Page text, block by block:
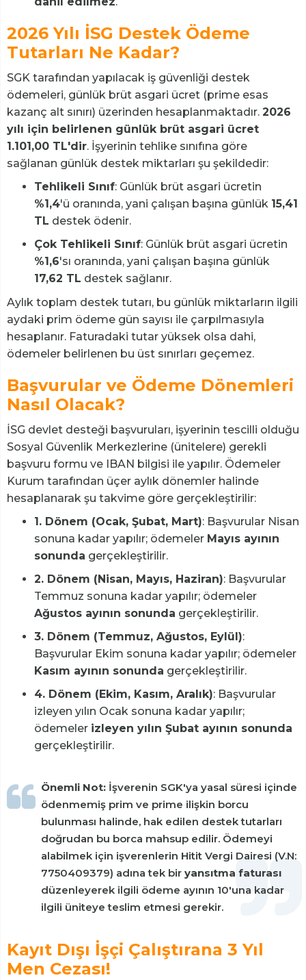
2026 Yılı İSG Destek Ödeme
Tutarları Ne Kadar?
SGK tarafından yapılacak iş güvenliği destek
ödemeleri, günlük brüt asgari ücret (prime esas
kazanç alt sınırı) üzerinden hesaplanmaktadır. 2026
yılı için belirlenen günlük brüt asgari ücret
1.101,00 TL'dir. İşyerinin tehlike sınıfına göre
sağlanan günlük destek miktarları şu şekildedir:
Tehlikeli Sınıf: Günlük brüt asgari ücretin
%1,4'ü oranında, yani çalışan başına günlük 15,41
TL destek ödenir.
Çok Tehlikeli Sınıf: Günlük brüt asgari ücretin
%1,6'sı oranında, yani çalışan başına günlük
17,62 TL destek sağlanır.
Aylık toplam destek tutarı, bu günlük miktarların ilgili
aydaki prim ödeme gün sayısı ile çarpılmasıyla
hesaplanır. Faturadaki tutar yüksek olsa dahi,
ödemeler belirlenen bu üst sınırları geçemez.
Başvurular ve Ödeme Dönemleri
Nasıl Olacak?
İSG devlet desteği başvuruları, işyerinin tescilli olduğu
Sosyal Güvenlik Merkezlerine (ünitelere) gerekli
başvuru formu ve IBAN bilgisi ile yapılır. Ödemeler
Kurum tarafından üçer aylık dönemler halinde
hesaplanarak şu takvime göre gerçekleştirilir:
1. Dönem (Ocak, Şubat, Mart): Başvurular Nisan
sonuna kadar yapılır; ödemeler Mayıs ayının
sonunda gerçekleştirilir.
2. Dönem (Nisan, Mayıs, Haziran): Başvurular
Temmuz sonuna kadar yapılır; ödemeler
Ağustos ayının sonunda gerçekleştirilir.
3. Dönem (Temmuz, Ağustos, Eylül):
Başvurular Ekim sonuna kadar yapılır; ödemeler
Kasım ayının sonunda gerçekleştirilir.
4. Dönem (Ekim, Kasım, Aralık): Başvurular
izleyen yılın Ocak sonuna kadar yapılır;
ödemeler izleyen yılın Şubat ayının sonunda
gerçekleştirilir.
Önemli Not: İşverenin SGK'ya yasal süresi içinde
ödenmemiş prim ve prime ilişkin borcu
bulunması halinde, hak edilen destek tutarları
doğrudan bu borca mahsup edilir. Ödemeyi
alabilmek için işverenlerin Hitit Vergi Dairesi (V.N:
7750409379) adına tek bir yansıtma faturası
düzenleyerek ilgili ödeme ayının 10'una kadar
ilgili üniteye teslim etmesi gerekir.
Kayıt Dışı İşçi Çalıştırana 3 Yıl
Men Cezası!